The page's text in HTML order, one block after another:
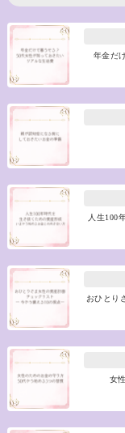
年金だ
人生100
おひとり
女